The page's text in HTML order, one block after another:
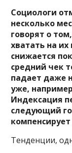
Социологи
несколько
говорят о
хватать на
снижается
средний чек
падает даже
уже,
Индексация
следующий
Тенденции,